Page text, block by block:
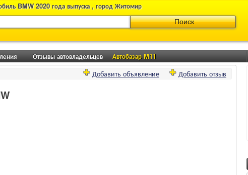
BMW 2020 года выпуска , город Житомир
Отзывы автовладельцев Автобазар M11
Добавить отзыв
Добавить объявление